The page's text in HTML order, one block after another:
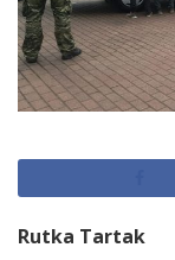
Rutka Tartak